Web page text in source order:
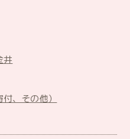
井
、その他）